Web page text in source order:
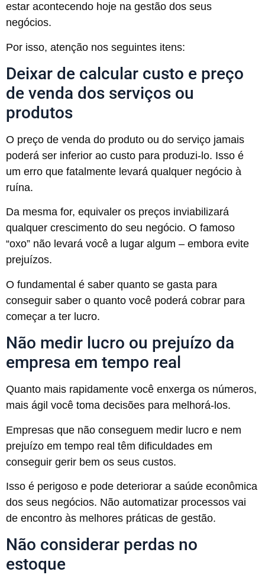
estar acontecendo hoje na gestão dos seus
negócios.
Por isso, atenção nos seguintes itens:
Deixar de calcular custo e preço
de venda dos serviços ou
produtos
O preço de venda do produto ou do serviço jamais
poderá ser inferior ao custo para produzi-lo. Isso é
um erro que fatalmente levará qualquer negócio à
ruína.
Da mesma for, equivaler os preços inviabilizará
qualquer crescimento do seu negócio. O famoso
“oxo” não levará você a lugar algum – embora evite
prejuízos.
O fundamental é saber quanto se gasta para
conseguir saber o quanto você poderá cobrar para
começar a ter lucro.
Não medir lucro ou prejuízo da
empresa em tempo real
Quanto mais rapidamente você enxerga os números,
mais ágil você toma decisões para melhorá-los.
Empresas que não conseguem medir lucro e nem
prejuízo em tempo real têm dificuldades em
conseguir gerir bem os seus custos.
Isso é perigoso e pode deteriorar a saúde econômica
dos seus negócios. Não automatizar processos vai
de encontro às melhores práticas de gestão.
Não considerar perdas no
estoque